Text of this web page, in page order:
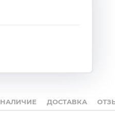
НАЛИЧИЕ ДОСТАВКА